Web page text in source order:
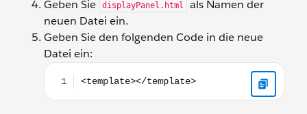
Geben Sie
displayPanel.html
als Namen der
neuen Datei ein.
Geben Sie den folgenden Code in die neue
Datei ein:
<template></template>